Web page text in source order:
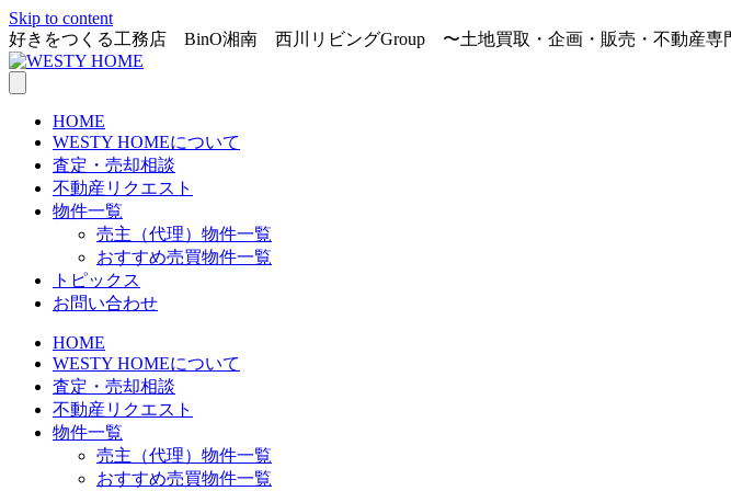
Skip to content
好きをつくる工務店 BinO湘南 西川リビングGroup 〜土地買取・企画・販売・不動産専
HOME
WESTY HOMEについて
査定・売却相談
不動産リクエスト
物件一覧
売主（代理）物件一覧
おすすめ売買物件一覧
トピックス
お問い合わせ
HOME
WESTY HOMEについて
査定・売却相談
不動産リクエスト
物件一覧
売主（代理）物件一覧
おすすめ売買物件一覧